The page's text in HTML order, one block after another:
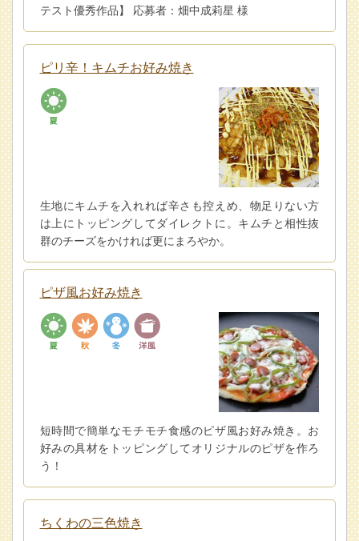
テスト優秀作品】 応募者：畑中成莉星 様
ピリ辛！キムチお好み焼き
生地にキムチを入れれば辛さも控えめ、物足りない方
は上にトッピングしてダイレクトに。キムチと相性抜
群のチーズをかければ更にまろやか。
ピザ風お好み焼き
短時間で簡単なモチモチ食感のピザ風お好み焼き。お
好みの具材をトッピングしてオリジナルのピザを作ろ
う！
ちくわの三色焼き